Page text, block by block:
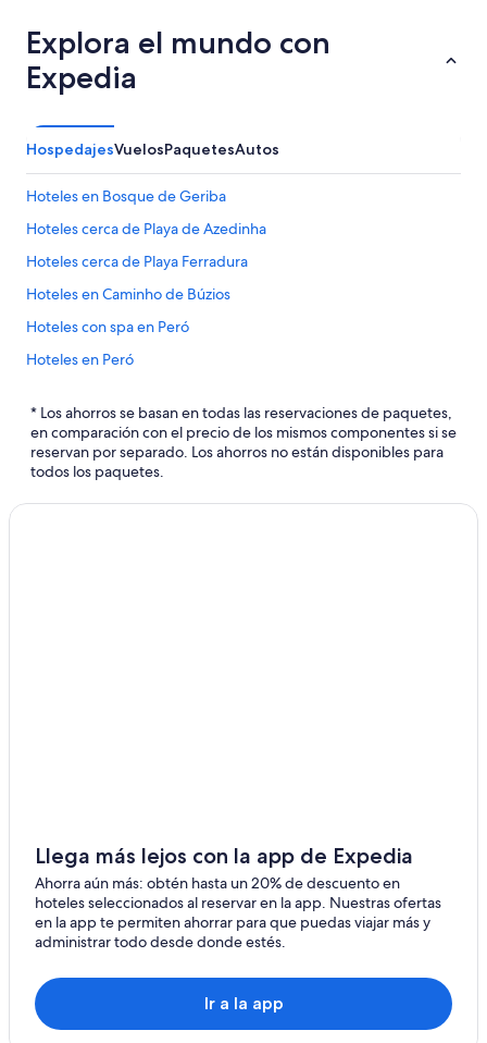
Explora el mundo con
Expedia
HospedajesVuelosPaquetesAutos
Hoteles en Bosque de Geriba
Hoteles cerca de Playa de Azedinha
Hoteles cerca de Playa Ferradura
Hoteles en Caminho de Búzios
Hoteles con spa en Peró
Hoteles en Peró
Hoteles con spa en Portal da Ferradura
Hoteles familiares en Portal da Ferradura
Hoteles en Porto Belo
Hoteles cerca de Rua das Pedras
Hoteles en Tamoios
Hoteles con restaurante en Altos de Búzios
Hoteles cerca de Playa Brava
Hoteles cerca de Praia de João Fernandes
* Los ahorros se basan en todas las reservaciones de paquetes,
en comparación con el precio de los mismos componentes si se
reservan por separado. Los ahorros no están disponibles para
todos los paquetes.
Llega más lejos con la app de Expedia
Ahorra aún más: obtén hasta un 20% de descuento en
hoteles seleccionados al reservar en la app. Nuestras ofertas
en la app te permiten ahorrar para que puedas viajar más y
administrar todo desde donde estés.
Ir a la app